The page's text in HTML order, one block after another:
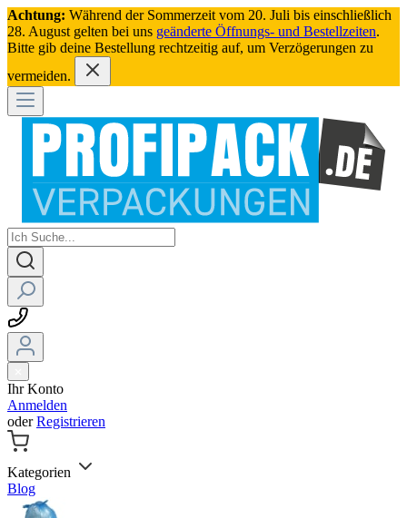
Achtung: Während der Sommerzeit vom 20. Juli bis einschließlich
28. August gelten bei uns geänderte Öffnungs- und Bestellzeiten.
Bitte gib deine Bestellung rechtzeitig auf, um Verzögerungen zu
vermeiden.
Ihr Konto
Anmelden
oderRegistrieren
Kategorien
Blog